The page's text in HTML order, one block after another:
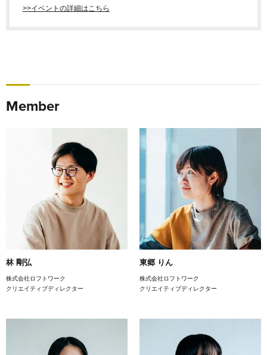
>>イベントの詳細はこちら
Member
林 剛弘
株式会社ロフトワーク
クリエイティブディレクター
東郷 りん
株式会社ロフトワーク
クリエイティブディレクター